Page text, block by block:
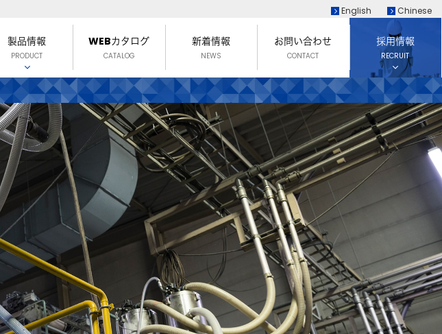
English Chinese
製品情報
PRODUCT
WEBカタログ
CATALOG
新着情報
NEWS
お問い合わせ
CONTACT
採用情報
RECRUIT